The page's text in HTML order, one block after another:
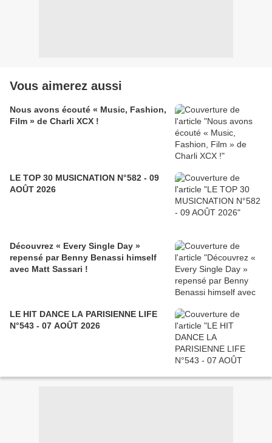
Vous aimerez aussi
Nous avons écouté « Music, Fashion,
Film » de Charli XCX !
LE TOP 30 MUSICNATION N°582 - 09
AOÛT 2026
Découvrez « Every Single Day »
repensé par Benny Benassi himself
avec Matt Sassari !
LE HIT DANCE LA PARISIENNE LIFE
N°543 - 07 AOÛT 2026